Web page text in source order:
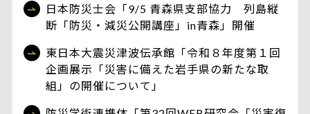
日本防災士会「9/5 青森県支部協力 列島縦
断「防災・減災公開講座」in青森」開催
東日本大震災津波伝承館「令和８年度第１回
企画展示「災害に備えた岩手県の新たな取
組」の開催について」